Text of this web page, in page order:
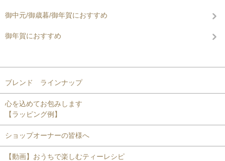
御中元/御歳暮/御年賀におすすめ
御年賀におすすめ
ブレンド ラインナップ
心を込めてお包みします
【ラッピング例】
ショップオーナーの皆様へ
【動画】おうちで楽しむティーレシピ